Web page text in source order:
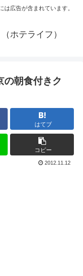
広告が含まれています。
ホテライフ）
の朝食付きク
はてブ
コピー
2012.11.12